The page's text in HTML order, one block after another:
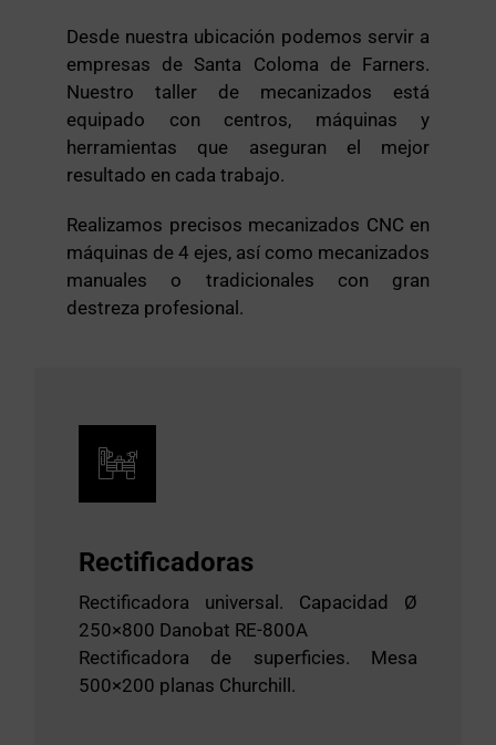
Desde nuestra ubicación podemos servir a
empresas de Santa Coloma de Farners.
Nuestro taller de mecanizados está
equipado con centros, máquinas y
herramientas que aseguran el mejor
resultado en cada trabajo.
Realizamos precisos mecanizados CNC en
máquinas de 4 ejes, así como mecanizados
manuales o tradicionales con gran
destreza profesional.
Rectificadoras
Rectificadora universal. Capacidad Ø
250×800 Danobat RE-800A
Rectificadora de superficies. Mesa
500×200 planas Churchill.